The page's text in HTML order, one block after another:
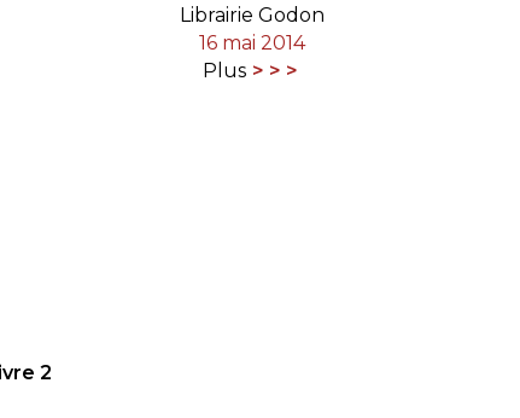
Librairie Godon
16 mai 2014
Plus
2